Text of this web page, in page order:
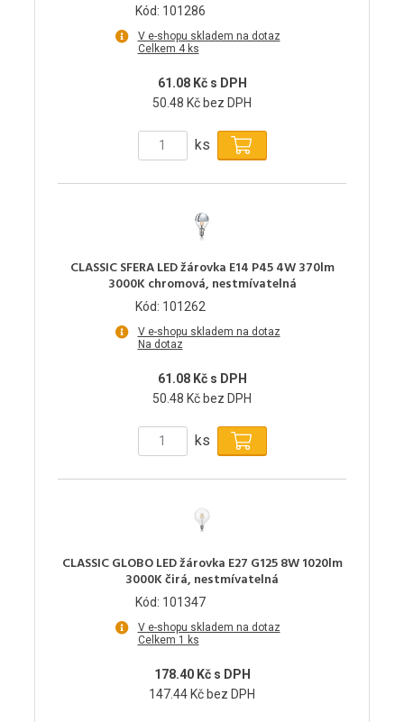
Kód: 101286
V e-shopu skladem na dotaz
Celkem 4 ks
61.08 Kč s DPH
50.48 Kč bez DPH
ks
CLASSIC SFERA LED žárovka E14 P45 4W 370lm
3000K chromová, nestmívatelná
Kód: 101262
V e-shopu skladem na dotaz
Na dotaz
61.08 Kč s DPH
50.48 Kč bez DPH
ks
CLASSIC GLOBO LED žárovka E27 G125 8W 1020lm
3000K čirá, nestmívatelná
Kód: 101347
V e-shopu skladem na dotaz
Celkem 1 ks
178.40 Kč s DPH
147.44 Kč bez DPH